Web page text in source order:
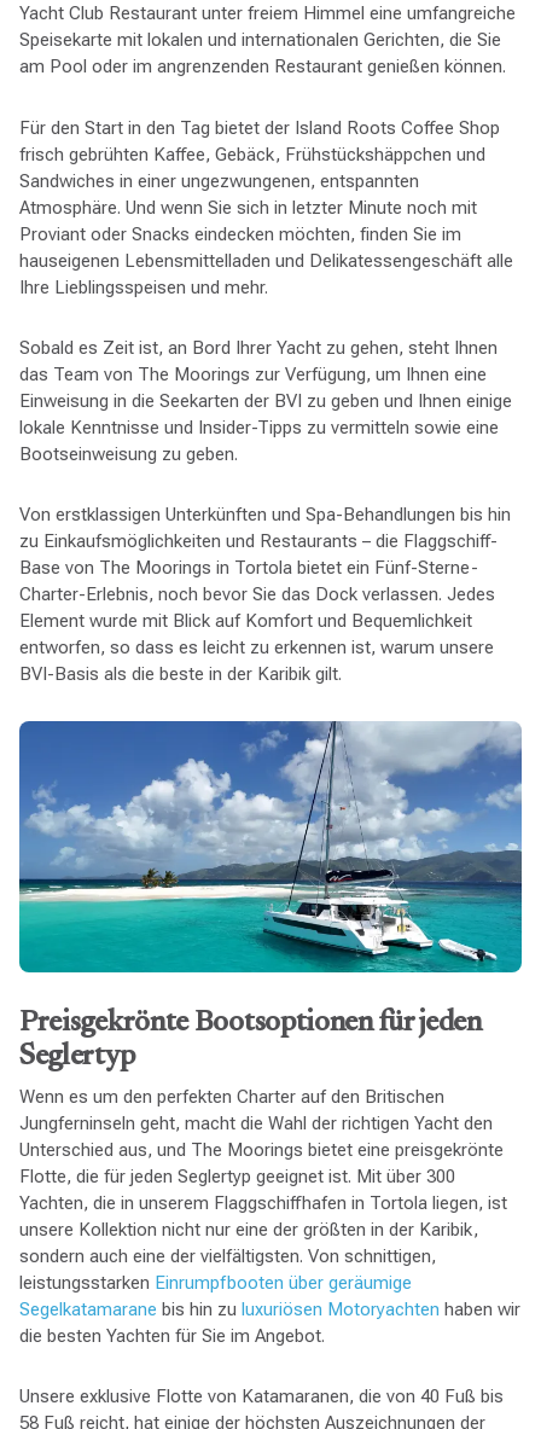
Yacht Club Restaurant unter freiem Himmel eine umfangreiche
Speisekarte mit lokalen und internationalen Gerichten, die Sie
am Pool oder im angrenzenden Restaurant genießen können.
Für den Start in den Tag bietet der Island Roots Coffee Shop
frisch gebrühten Kaffee, Gebäck, Frühstückshäppchen und
Sandwiches in einer ungezwungenen, entspannten
Atmosphäre. Und wenn Sie sich in letzter Minute noch mit
Proviant oder Snacks eindecken möchten, finden Sie im
hauseigenen Lebensmittelladen und Delikatessengeschäft alle
Ihre Lieblingsspeisen und mehr.
Sobald es Zeit ist, an Bord Ihrer Yacht zu gehen, steht Ihnen
das Team von The Moorings zur Verfügung, um Ihnen eine
Einweisung in die Seekarten der BVI zu geben und Ihnen einige
lokale Kenntnisse und Insider-Tipps zu vermitteln sowie eine
Bootseinweisung zu geben.
Von erstklassigen Unterkünften und Spa-Behandlungen bis hin
zu Einkaufsmöglichkeiten und Restaurants – die Flaggschiff-
Base von The Moorings in Tortola bietet ein Fünf-Sterne-
Charter-Erlebnis, noch bevor Sie das Dock verlassen. Jedes
Element wurde mit Blick auf Komfort und Bequemlichkeit
entworfen, so dass es leicht zu erkennen ist, warum unsere
BVI-Basis als die beste in der Karibik gilt.
Preisgekrönte Bootsoptionen für jeden
Seglertyp
Wenn es um den perfekten Charter auf den Britischen
Jungferninseln geht, macht die Wahl der richtigen Yacht den
Unterschied aus, und The Moorings bietet eine preisgekrönte
Flotte, die für jeden Seglertyp geeignet ist. Mit über 300
Yachten, die in unserem Flaggschiffhafen in Tortola liegen, ist
unsere Kollektion nicht nur eine der größten in der Karibik,
sondern auch eine der vielfältigsten. Von schnittigen,
leistungsstarken Einrumpfbooten über geräumige
Segelkatamarane bis hin zu luxuriösen Motoryachten haben wir
die besten Yachten für Sie im Angebot.
Unsere exklusive Flotte von Katamaranen, die von 40 Fuß bis
58 Fuß reicht, hat einige der höchsten Auszeichnungen der